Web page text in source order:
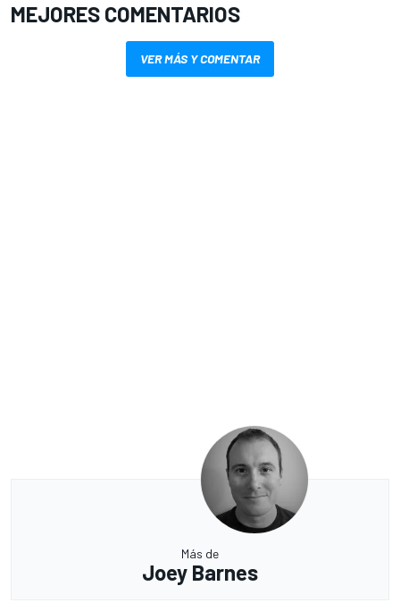
MEJORES COMENTARIOS
VER MÁS Y COMENTAR
Más de
Joey Barnes